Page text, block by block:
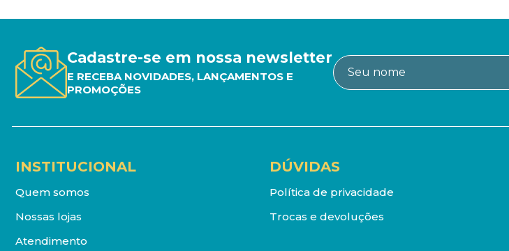
Cadastre-se em nossa newsletter
E RECEBA NOVIDADES, LANÇAMENTOS E
PROMOÇÕES
INSTITUCIONAL
Quem somos
Nossas lojas
Atendimento
DÚVIDAS
Política de privacidade
Trocas e devoluções